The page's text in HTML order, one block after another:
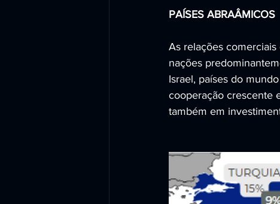
PAÍSES ABRAÂMICOS
As relações
nações
Israel, países do
cooperação crescente
também em